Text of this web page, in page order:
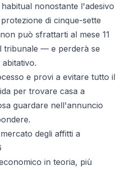
nonostante l'adesivo
di cinque-sette
può sfrattarti al mese 11
tribunale — e perderà se
e provi a evitare tutto il
per trovare casa a
guardare nell'annuncio
degli affitti a
in teoria, più